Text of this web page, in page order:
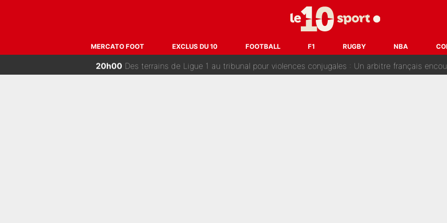
MERCATO FOOT EXCLUS DU 10 FOOTBALL F1 RUGBY NBA
Départ de Roberto De Zerbi - Medhi Benatia s'est battu pendant six mois pour le retenir à l'OM, le PSG a
22h00Zinédine Zidane et Didier Deschamps : «Ils n’étaient pas proches», les confidences d’un membre de
21h00Medhi Benatia s'est «senti trahi» par Pablo Longoria : Quelques semaines après son départ, l'ancien